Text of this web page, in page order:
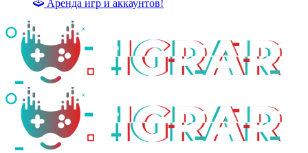
Аренда игр и аккаунтов!